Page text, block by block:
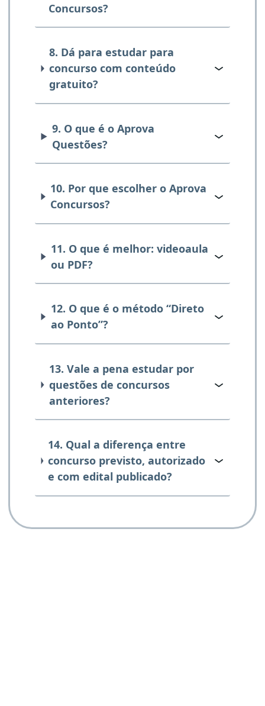
Concursos?
8. Dá para estudar para
concurso com conteúdo
gratuito?
9. O que é o Aprova
Questões?
10. Por que escolher o Aprova
Concursos?
11. O que é melhor: videoaula
ou PDF?
12. O que é o método “Direto
ao Ponto”?
13. Vale a pena estudar por
questões de concursos
anteriores?
14. Qual a diferença entre
concurso previsto, autorizado
e com edital publicado?